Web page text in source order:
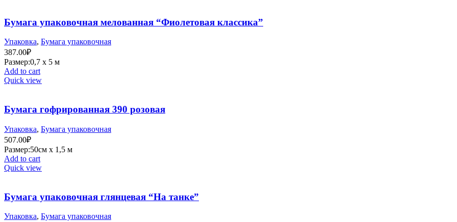
Бумага упаковочная мелованная “Фиолетовая классика”
Упаковка, Бумага упаковочная
387.00₽
Размер:0,7 х 5 м
Add to cart
Quick view
Бумага гофрированная 390 розовая
Упаковка, Бумага упаковочная
507.00₽
Размер:50см х 1,5 м
Add to cart
Quick view
Бумага упаковочная глянцевая “На танке”
Упаковка, Бумага упаковочная